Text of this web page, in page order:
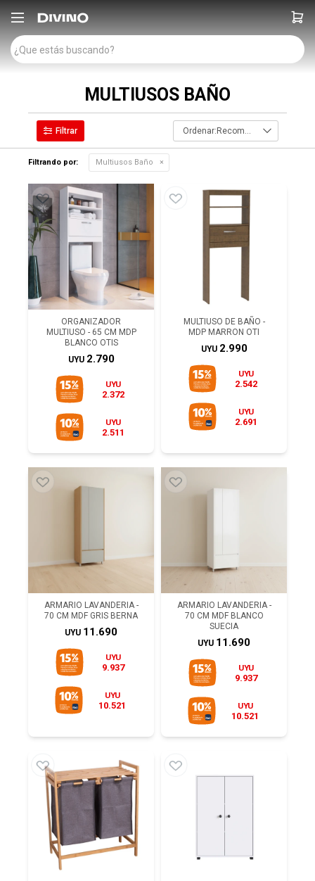

MULTIUSOS BAÑO
Recomendados
Filtrando por: Multiusos Baño
ORGANIZADOR
MULTIUSO - 65 CM MDP
BLANCO OTIS
UYU 2.790
UYU
2.372
UYU
2.511
MULTIUSO DE BAÑO -
MDP MARRON OTI
UYU 2.990
UYU
2.542
UYU
2.691
ARMARIO LAVANDERIA -
70 CM MDF GRIS BERNA
UYU 11.690
UYU
9.937
UYU
10.521
ARMARIO LAVANDERIA -
70 CM MDF BLANCO
SUECIA
UYU 11.690
UYU
9.937
UYU
10.521